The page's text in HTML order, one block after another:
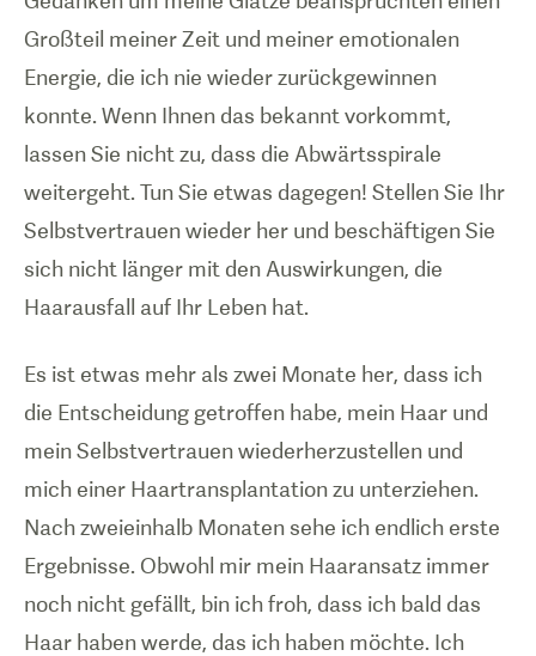
Großteil meiner Zeit und meiner emotionalen
Energie, die ich nie wieder zurückgewinnen
konnte. Wenn Ihnen das bekannt vorkommt,
lassen Sie nicht zu, dass die Abwärtsspirale
weitergeht. Tun Sie etwas dagegen! Stellen Sie Ihr
Selbstvertrauen wieder her und beschäftigen Sie
sich nicht länger mit den Auswirkungen, die
Haarausfall auf Ihr Leben hat.
Es ist etwas mehr als zwei Monate her, dass ich
die Entscheidung getroffen habe, mein Haar und
mein Selbstvertrauen wiederherzustellen und
mich einer Haartransplantation zu unterziehen.
Nach zweieinhalb Monaten sehe ich endlich erste
Ergebnisse. Obwohl mir mein Haaransatz immer
noch nicht gefällt, bin ich froh, dass ich bald das
Haar haben werde, das ich haben möchte. Ich